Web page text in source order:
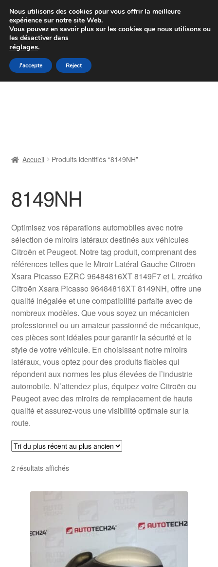
Colissimo livraison à partir de 7 EUR
Du lundi au vendredi de 9 h à 16 h
Aller
à
Aller
au
Livraison
Livraison internationale
Mon compte
Paiements
Panier
Plainte
Politique de confidentialité
Procédure de Réclamation
Termes et conditions
Accueil Produits identifiés “8149NH”
8149NH
Optimisez vos réparations automobiles avec notre
sélection de miroirs latéraux destinés aux véhicules
Citroën et Peugeot. Notre tag produit, comprenant des
références telles que le Miroir Latéral Gauche Citroën
Xsara Picasso EZRC 96484816XT 8149F7 et L zrcátko
Citroën Xsara Picasso 96484816XT 8149NH, offre une
qualité inégalée et une compatibilité parfaite avec de
nombreux modèles. Que vous soyez un mécanicien
professionnel ou un amateur passionné de mécanique,
ces pièces sont idéales pour garantir la sécurité et le
style de votre véhicule. En choisissant notre miroirs
latéraux, vous optez pour des produits fiables qui
répondent aux normes les plus élevées de l’industrie
automobile. N’attendez plus, équipez votre Citroën ou
Peugeot avec des miroirs de remplacement de haute
qualité et assurez-vous une visibilité optimale sur la
route.
2 résultats affichésTrié
plus
ancien
Nous utilisons des cookies pour vous offrir la meilleure
expérience sur notre site Web.
Vous pouvez en savoir plus sur les cookies que nous utilisons ou
les désactiver dans
réglages.
J'accepte Reject